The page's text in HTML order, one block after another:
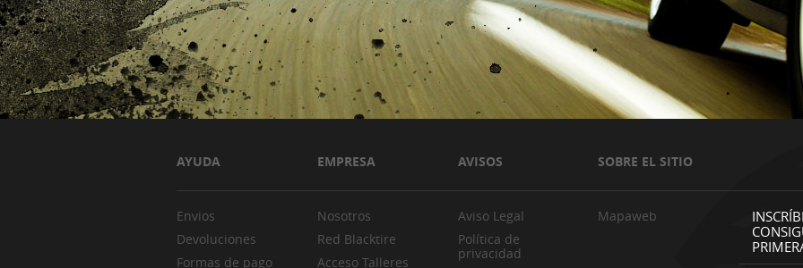
AYUDA EMPRESA AVISOS SOBRE EL SITIO
Envios
Devoluciones
Formas de pago
Nosotros
Red Blacktire
Acceso Talleres
Aviso Legal
Política de
privacidad
Mapaweb